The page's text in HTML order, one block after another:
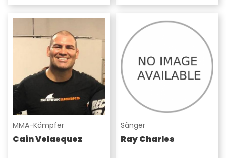
MMA-Kämpfer
Cain Velasquez
Sänger
Ray Charles